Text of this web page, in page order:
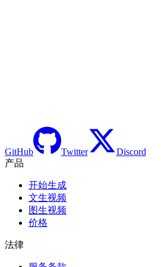
GitHub Twitter
Discord
产品
开始生成
文生视频
图生视频
价格
法律